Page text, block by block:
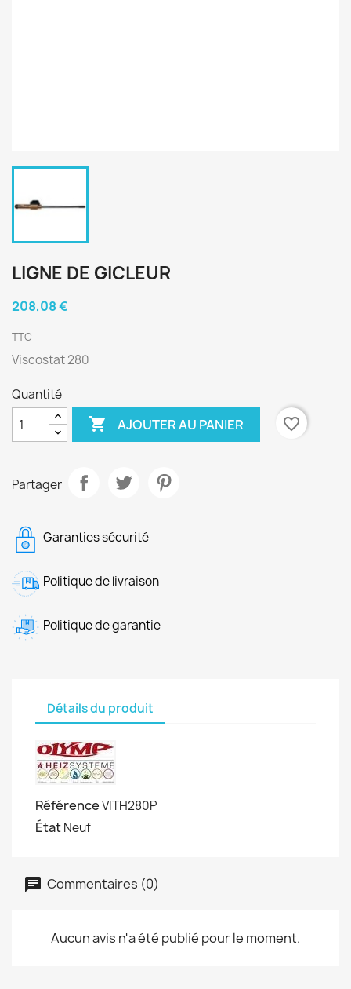
LIGNE DE GICLEUR
208,08 €
TTC
Viscostat 280
Quantité
 AJOUTER AU PANIER favorite_border
Partager
Garanties sécurité
Politique de livraison
Politique de garantie
Détails du produit
RéférenceVITH280P
ÉtatNeuf
Commentaires (0)
Aucun avis n'a été publié pour le moment.